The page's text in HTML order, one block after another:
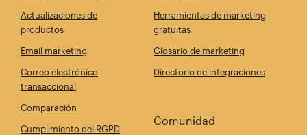
Actualizaciones de
productos
Email marketing
Correo electrónico
transaccional
Comparación
Cumplimiento del RGPD
Herramientas de marketing
gratuitas
Glosario de marketing
Directorio de integraciones
Comunidad